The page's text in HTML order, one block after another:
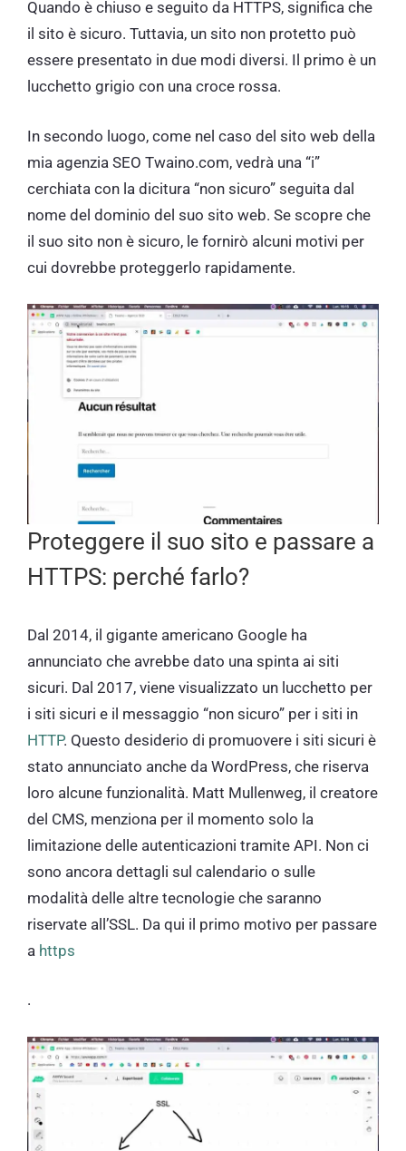
Quando è chiuso e seguito da HTTPS, significa che
il sito è sicuro. Tuttavia, un sito non protetto può
essere presentato in due modi diversi. Il primo è un
lucchetto grigio con una croce rossa.
In secondo luogo, come nel caso del sito web della
mia agenzia SEO Twaino.com, vedrà una “i”
cerchiata con la dicitura “non sicuro” seguita dal
nome del dominio del suo sito web. Se scopre che
il suo sito non è sicuro, le fornirò alcuni motivi per
cui dovrebbe proteggerlo rapidamente.
Proteggere il suo sito e passare a
HTTPS: perché farlo?
Dal 2014, il gigante americano Google ha
annunciato che avrebbe dato una spinta ai siti
sicuri. Dal 2017, viene visualizzato un lucchetto per
i siti sicuri e il messaggio “non sicuro” per i siti in
HTTP. Questo desiderio di promuovere i siti sicuri è
stato annunciato anche da WordPress, che riserva
loro alcune funzionalità. Matt Mullenweg, il creatore
del CMS, menziona per il momento solo la
limitazione delle autenticazioni tramite API. Non ci
sono ancora dettagli sul calendario o sulle
modalità delle altre tecnologie che saranno
riservate all’SSL. Da qui il primo motivo per passare
a https
.